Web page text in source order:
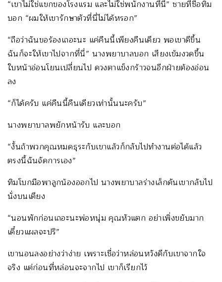
“เขาไม่ใช่แขกของโรงแรม และไม่ใช่พนักงานที่นี่” ชายที่ชื่อทิม
บอก “ผมให้เขารักษาตัวที่นี่ไม่ได้หรอก”
“ถือว่าฉันขอร้องเถอะนะ แค่คืนนี้เพียงคืนเดียว พอเขาดีขึ้น
ฉันก็จะให้เขาไปจากที่นี่” นางพยาบาลบอก เสียงเข้มงวดขึ้น
ใบหน้าอ่อนโยนเปลี่ยนไป ดวงตาแข็งกร้าวจนอีกฝ่ายต้องอ่อน
ลง
“ก็ได้ครับ แค่คืนนี้คืนเดียวเท่านั้นนะครับ”
นางพยาบาลพยักหน้ารับ และบอก
“งั้นถ้าพวกคุณหมดธุระกับเขาแล้วก็กลับไปทำงานต่อได้แล้ว
ตรงนี้ฉันจัดการเอง”
ทิมโบกมือพาลูกน้องออกไป นางพยาบาลร่างเล็กดันเขากลับไป
นั่งบนเตียง
“นอนพักก่อนเถอะนะพ่อหนุ่ม คุณหัวแตก อย่าเพิ่งขยับมาก
เดี๋ยวแผลจะปริ”
เขานอนลงอย่างว่าง่าย เพราะเชื่อว่าหล่อนหวังดีกับเขาจากใจ
จริง แต่ก่อนที่หล่อนจะจากไป เขาก็เรียกไว้